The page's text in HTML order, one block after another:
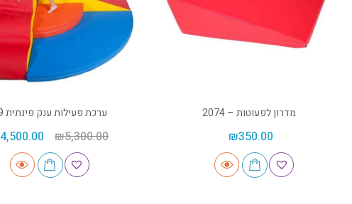
מדרון לפעוטות – 2074
₪350.00
ערכת פעילות ענק פינתית 2079
₪5,300.00
4,500.00